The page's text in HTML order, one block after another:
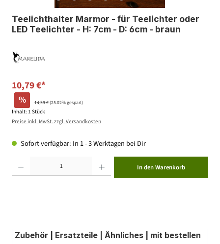
Teelichthalter Marmor - für Teelichter oder
LED Teelichter - H: 7cm - D: 6cm - braun
10,79 €*
% 14,39 €(25.02% gespart)
Inhalt: 1 Stück
Preise inkl. MwSt. zzgl. Versandkosten
Sofort verfügbar: In 1 - 3 Werktagen bei Dir
In den Warenkorb
Zubehör | Ersatzteile | Ähnliches | mit bestellen